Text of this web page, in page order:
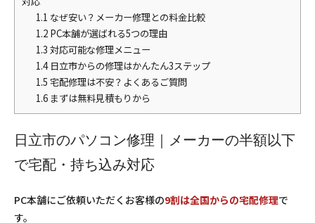
1.1 なぜ安い？メーカー修理との料金比較
1.2PC本舗が選ばれる5つの理由
1.3 対応可能な修理メニュー
1.4日立市からの修理はかんたん3ステップ
1.5 宅配修理は不安？よくあるご質問
1.6まずは無料見積もりから
日立市のパソコン修理｜メーカーの半額以下
で宅配・持ち込み対応
PC本舗にご依頼いただくお客様の9割は全国からの宅配修理で
す。